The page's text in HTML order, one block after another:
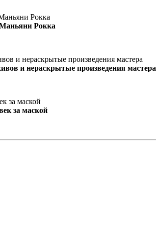
Рокка
и нераскрытые произведения мастера
за маской